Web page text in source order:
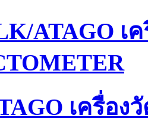
ATAGO เ
เครื่อ